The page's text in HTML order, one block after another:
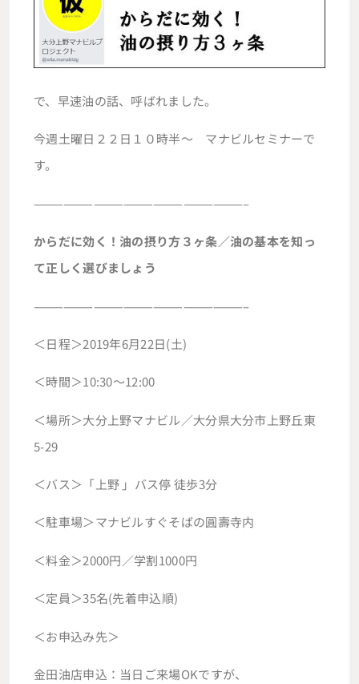
で、早速油の話、呼ばれました。
今週土曜日２２日１０時半～ マナビルセミナーで
す。
—————————————————————–
からだに効く！油の摂り方３ヶ条／油の基本を知っ
て正しく選びましょう
—————————————————————–
＜日程＞2019年6月22日(土)
＜時間＞10:30〜12:00
＜場所＞大分上野マナビル／大分県大分市上野丘東
5-29
＜バス＞「上野 」バス停 徒歩3分
＜駐車場＞マナビルすぐそばの圓壽寺内
＜料金＞2000円／学割1000円
＜定員＞35名(先着申込順)
＜お申込み先＞
金田油店申込：当日ご来場OKですが、